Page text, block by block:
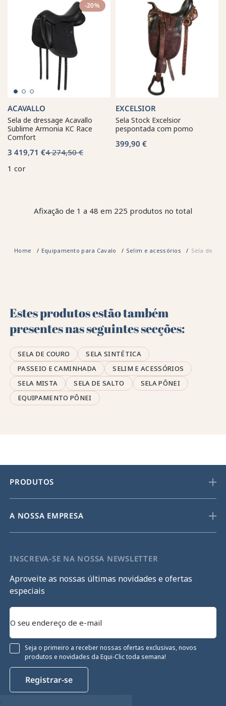
-20%
ACAVALLO
Sela de dressage Acavallo
Sublime Armonia KC Race
Comfort
3 419,71 €4 274,50 €
1 cor
EXCELSIOR
Sela Stock Excelsior
pespontada com pomo
399,90 €
Afixação de 1 a 48 em 225 produtos no total
Home Equipamento para Cavalo Selim e acessórios Sela de
Estes produtos estão também
presentes nas seguintes secções:
SELA DE COURO
SELA SINTÉTICA
PASSEIO E CAMINHADA
SELIM E ACESSÓRIOS
SELA MISTA
SELA DE SALTO
SELA PÔNEI
EQUIPAMENTO PÔNEI
PRODUTOS
A NOSSA EMPRESA
INSCREVA-SE NA NOSSA NEWSLETTER
Aproveite as nossas últimas novidades e ofertas
especiais
Seja o primeiro a receber nossas ofertas exclusivas, novos
produtos e novidades da Equi-Clic toda semana!
Registrar-se